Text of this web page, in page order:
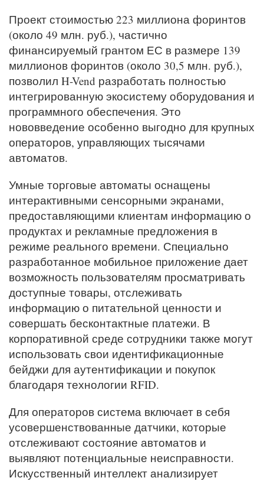
Проект стоимостью 223 миллиона форинтов
(около 49 млн. руб.), частично
финансируемый грантом ЕС в размере 139
миллионов форинтов (около 30,5 млн. руб.),
позволил H-Vend разработать полностью
интегрированную экосистему оборудования и
программного обеспечения. Это
нововведение особенно выгодно для крупных
операторов, управляющих тысячами
автоматов.
Умные торговые автоматы оснащены
интерактивными сенсорными экранами,
предоставляющими клиентам информацию о
продуктах и рекламные предложения в
режиме реального времени. Специально
разработанное мобильное приложение дает
возможность пользователям просматривать
доступные товары, отслеживать
информацию о питательной ценности и
совершать бесконтактные платежи. В
корпоративной среде сотрудники также могут
использовать свои идентификационные
бейджи для аутентификации и покупок
благодаря технологии RFID.
Для операторов система включает в себя
усовершенствованные датчики, которые
отслеживают состояние автоматов и
выявляют потенциальные неисправности.
Искусственный интеллект анализирует